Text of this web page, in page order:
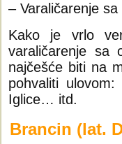
– Varaličarenje sa
Kako je vrlo
varaličarenje sa
najčešće biti na
pohvaliti
Iglice… itd.
Brancin (lat.